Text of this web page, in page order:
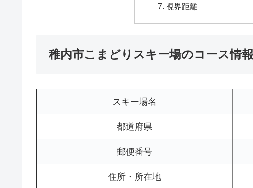
視界距離
稚内市こまどりスキー場のコース情報
スキー場名
都道府県
郵便番号
住所・所在地